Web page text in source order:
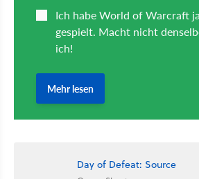
Day of Defeat: Source